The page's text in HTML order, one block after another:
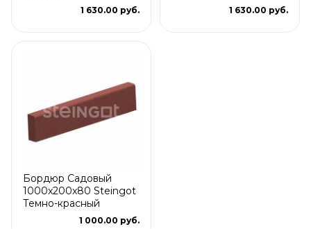
1 630.00 руб. 1 630.00 руб.
Бордюр Садовый
1000x200x80 Steingot
Темно-красный
1 000.00 руб.